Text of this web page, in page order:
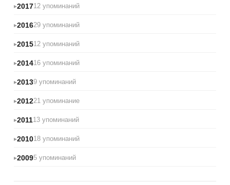
201712 упоминаний
201629 упоминаний
201512 упоминаний
201416 упоминаний
20139 упоминаний
201221 упоминание
201113 упоминаний
201018 упоминаний
20095 упоминаний